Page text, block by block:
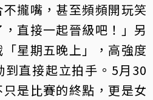
攏嘴，甚至頻頻開玩笑
直接一起晉級吧！」另
星期五晚上」，高強度
直接起立拍手。5月30
是比賽的終點，更是女